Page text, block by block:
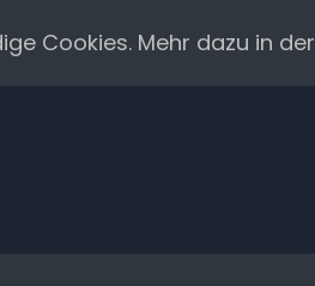
Cookies. Mehr dazu in der